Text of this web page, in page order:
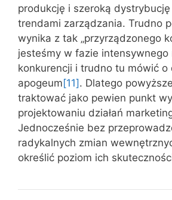
produkcję i szeroką
trendami zarządzania. Trudno
wynika z tak „przyrządzonego
jesteśmy w fazie intensywnego
konkurencji i trudno tu mówić o
apogeum [11] . Dlatego
traktować jako pewien punkt
projektowaniu działań
Jednocześnie bez
radykalnych zmian
określić poziom ich